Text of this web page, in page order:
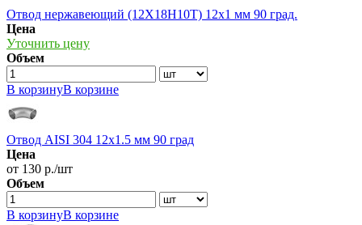
Отвод нержавеющий (12Х18Н10Т) 12х1 мм 90 град.
Цена
Уточнить цену
Объем
В корзинуВ корзине
Отвод AISI 304 12х1.5 мм 90 град
Цена
от 130 р./шт
Объем
В корзинуВ корзине